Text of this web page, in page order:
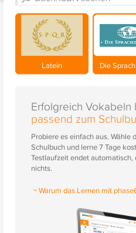
Latein Die
Erfolgreich Vokabeln
passend zum
Probiere es einfach aus. Wähle
Schulbuch und lerne 7 Tage
Testlaufzeit endet
nichts.
Warum das Lernen mit